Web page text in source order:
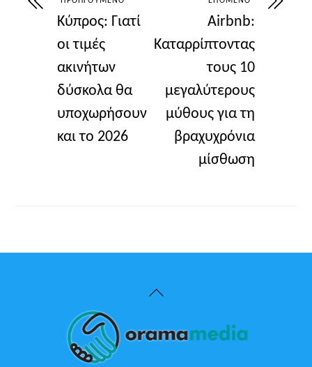
Κύπρος: Γιατί
οι τιμές
ακινήτων
δύσκολα θα
υποχωρήσουν
και το 2026
Airbnb:
Καταρρίπτοντας
τους 10
μεγαλύτερους
μύθους για τη
βραχυχρόνια
μίσθωση
Back
Top